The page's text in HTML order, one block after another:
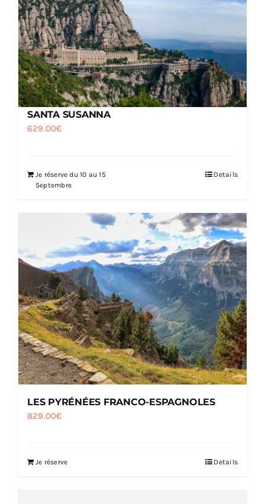
SANTA SUSANNA
629.00€
Je réserve du 10 au 15
Septembre
Details
LES PYRÉNÉES FRANCO-ESPAGNOLES
829.00€
Je réserve Details